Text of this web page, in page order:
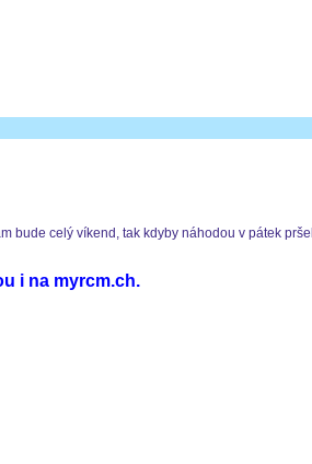
bude celý víkend, tak kdyby náhodou v pátek
i na myrcm.ch.